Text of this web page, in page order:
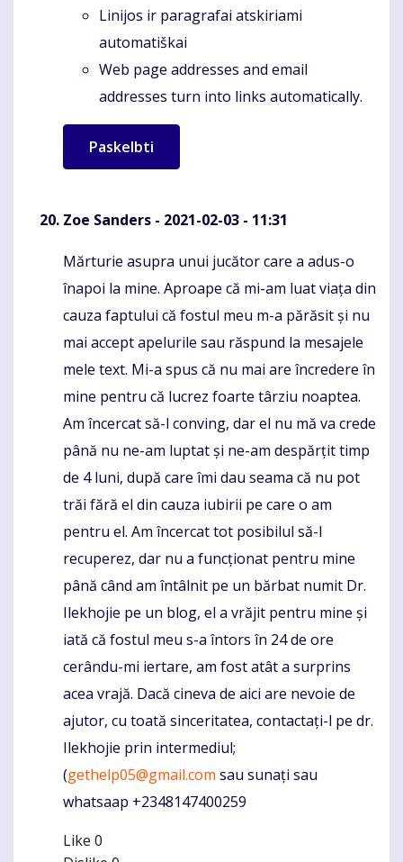
Linijos ir paragrafai atskiriami
automatiškai
Web page addresses and email
addresses turn into links automatically.
Zoe Sanders - 2021-02-03 - 11:31
Komentaras
Mărturie asupra unui jucător care a adus-o
înapoi la mine. Aproape că mi-am luat viața din
cauza faptului că fostul meu m-a părăsit și nu
mai accept apelurile sau răspund la mesajele
mele text. Mi-a spus că nu mai are încredere în
mine pentru că lucrez foarte târziu noaptea.
Am încercat să-l conving, dar el nu mă va crede
până nu ne-am luptat și ne-am despărțit timp
de 4 luni, după care îmi dau seama că nu pot
trăi fără el din cauza iubirii pe care o am
pentru el. Am încercat tot posibilul să-l
recuperez, dar nu a funcționat pentru mine
până când am întâlnit pe un bărbat numit Dr.
Ilekhojie pe un blog, el a vrăjit pentru mine și
iată că fostul meu s-a întors în 24 de ore
cerându-mi iertare, am fost atât a surprins
acea vrajă. Dacă cineva de aici are nevoie de
ajutor, cu toată sinceritatea, contactați-l pe dr.
Ilekhojie prin intermediul;
(gethelp05@gmail.com sau sunați sau
whatsaap +2348147400259
Like 0